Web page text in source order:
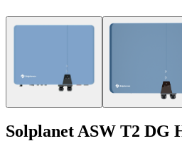
Solplanet ASW T2 DG